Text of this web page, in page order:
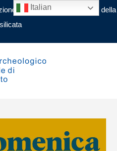
regionale Musei nazionali della
Italian